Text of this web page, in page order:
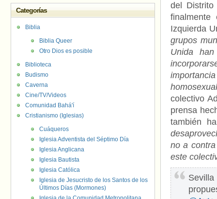
del
Izquierda
grupos
Unida
colectivo
prensa
también
no a
este
Sevilla
Categorías
Biblia
Biblia Queer
Otro Dios es posible
Biblioteca
Budismo
Caverna
Cine/TV/Videos
Comunidad Bahá'í
Cristianismo (Iglesias)
Cuáqueros
Iglesia Adventista del Séptimo Día
Iglesia Anglicana
Iglesia Bautista
Iglesia Católica
Iglesia de Jesucristo de los Santos de los
Últimos Días (Mormones)